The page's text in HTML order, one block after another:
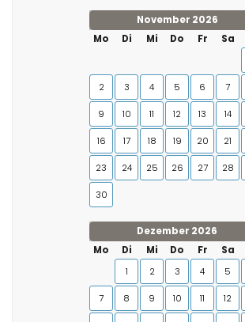
November 2026
Mo
Di Mi Do Fr Sa
2 3 4 5 6 7
9 10 11 12 13 14
16 17 18 19 20 21
23 24 25 26 27 28
30
Dezember 2026
Mo
Di Mi Do Fr Sa
1
2 3 4 5
7 8 9 10 11 12